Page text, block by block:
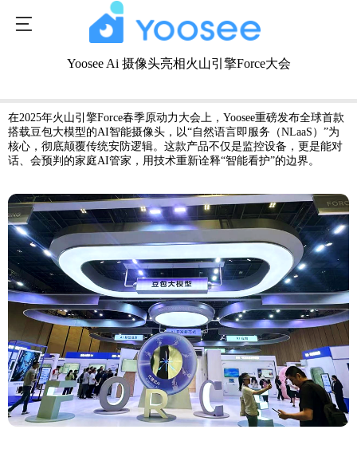
Yoosee Ai 摄像头亮相火山引擎Force大会
在2025年火山引擎Force春季原动力大会上，Yoosee重磅发布全球首款
搭载豆包大模型的AI智能摄像头，以“自然语言即服务（NLaaS）”为
核心，彻底颠覆传统安防逻辑。这款产品不仅是监控设备，更是能对
话、会预判的家庭AI管家，用技术重新诠释“智能看护”的边界。